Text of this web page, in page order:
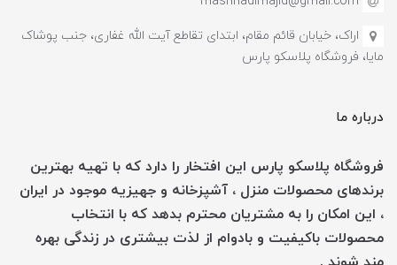
اراک، خیابان قائم مقام، ابتدای تقاطع آیت الله غفاری، جنب پوشاک
مایا، فروشگاه پلاسکو پارس
درباره ما
فروشگاه پلاسکو پارس این افتخار را دارد که با تهیه بهترین
برندهای محصولات منزل ، آشپزخانه و جهیزیه موجود در ایران
، این امکان را به مشتریان محترم بدهد که با انتخاب
محصولات باکیفیت و بادوام از لذت بیشتری در زندگی بهره